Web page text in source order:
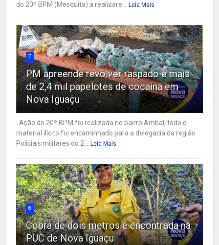
do 20º BPM (Mesquita) a realizare... Leia Mais
7
PM apreende revólver raspado e mais
de 2,4 mil papelotes de cocaína em
Nova Iguaçu
Ação do 20º BPM foi realizada no bairro Ambaí; todo o
material ilícito foi encaminhado para a delegacia da região
Policiais militares do 2... Leia Mais
8
Cobra de dois metros é encontrada na
PUC de Nova Iguaçu